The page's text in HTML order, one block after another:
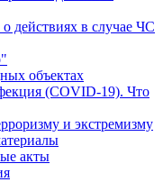
действиях в случае ЧС
объектах
(COVID-19). Что
и экстремизму
акты